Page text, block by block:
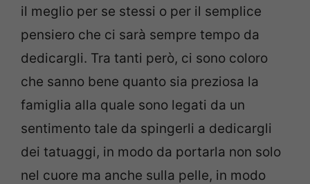
il meglio per se stessi o per il semplice
pensiero che ci sarà sempre tempo da
dedicargli. Tra tanti però, ci sono coloro
che sanno bene quanto sia preziosa la
famiglia alla quale sono legati da un
sentimento tale da spingerli a dedicargli
dei tatuaggi, in modo da portarla non solo
nel cuore ma anche sulla pelle, in modo